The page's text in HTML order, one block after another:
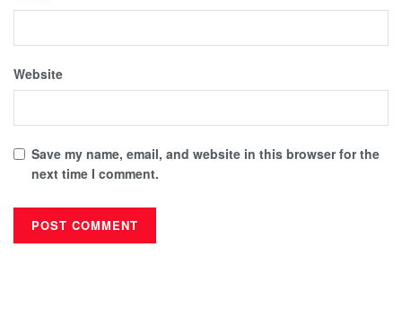
Website
Save my name, email, and website in this browser for the
next time I comment.